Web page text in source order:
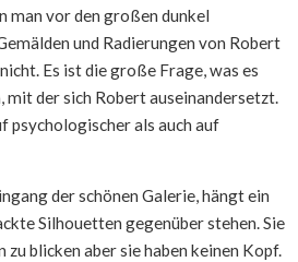
man vor den großen dunkel
und Radierungen von Robert
Es ist die große Frage, was es
mit der sich Robert auseinandersetzt.
psychologischer als auch auf
der schönen Galerie, hängt ein
Silhouetten gegenüber stehen. Sie
zu blicken aber sie haben keinen Kopf.